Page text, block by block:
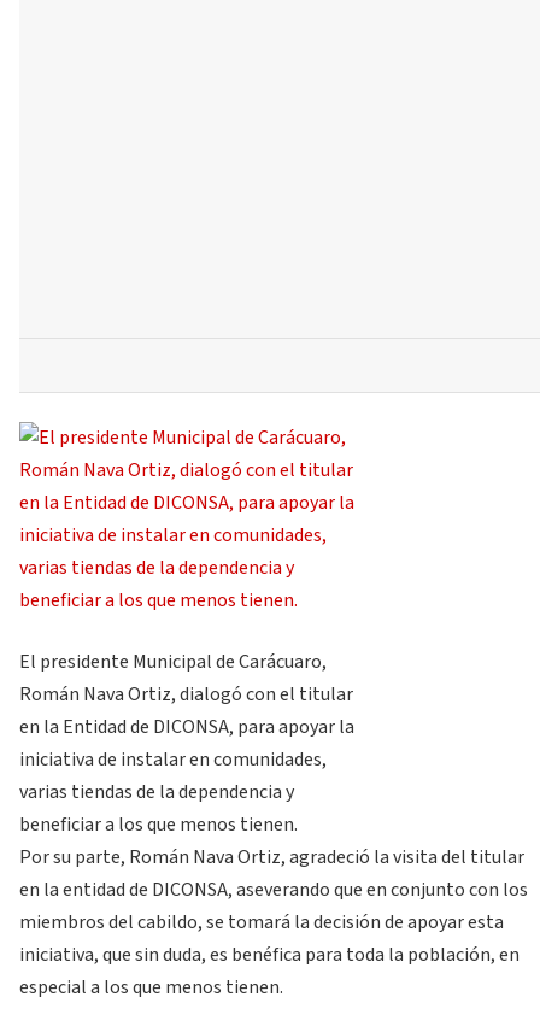
El presidente Municipal de Carácuaro,
Román Nava Ortiz, dialogó con el titular
en la Entidad de DICONSA, para apoyar la
iniciativa de instalar en comunidades,
varias tiendas de la dependencia y
beneficiar a los que menos tienen.
Por su parte, Román Nava Ortiz, agradeció la visita del titular
en la entidad de DICONSA, aseverando que en conjunto con los
miembros del cabildo, se tomará la decisión de apoyar esta
iniciativa, que sin duda, es benéfica para toda la población, en
especial a los que menos tienen.